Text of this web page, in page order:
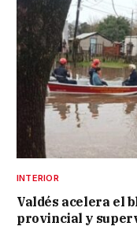
INTERIOR
Valdés acelera el
provincial y